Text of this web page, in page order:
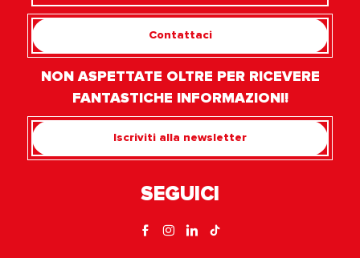
Contattaci
NON ASPETTATE OLTRE PER RICEVERE
FANTASTICHE INFORMAZIONI!
Iscriviti alla newsletter
SEGUICI